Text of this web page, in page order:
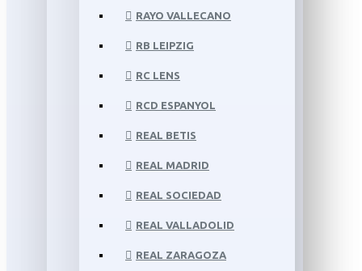
RAYO VALLECANO
RB LEIPZIG
RC LENS
RCD ESPANYOL
REAL BETIS
REAL MADRID
REAL SOCIEDAD
REAL VALLADOLID
REAL ZARAGOZA